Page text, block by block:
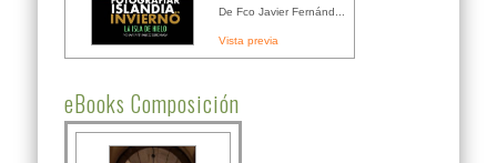
De Fco Javier Fernánd...
Vista previa
eBooks Composición